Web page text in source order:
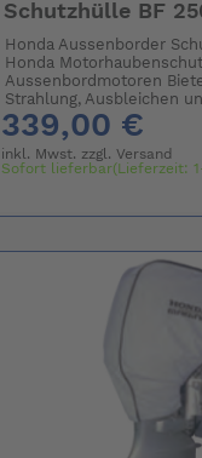
Schutzhülle BF
Honda Aussenborder
Honda
Aussenbordmotoren
Strahlung, Ausbleichen
339,00 €
inkl. Mwst. zzgl.Versand
Sofort lieferbar(Lieferzeit: